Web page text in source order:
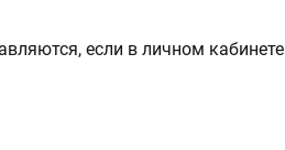
если в личном кабинете